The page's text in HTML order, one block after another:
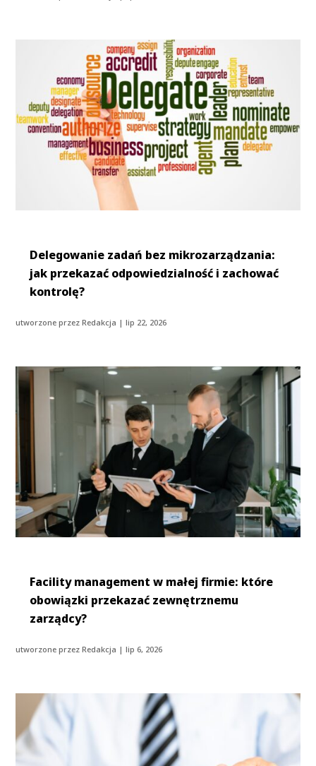
Delegowanie zadań bez mikrozarządzania:
jak przekazać odpowiedzialność i zachować
kontrolę?
utworzone przezRedakcja |lip 22, 2026
Facility management w małej firmie: które
obowiązki przekazać zewnętrznemu
zarządcy?
utworzone przezRedakcja |lip 6, 2026